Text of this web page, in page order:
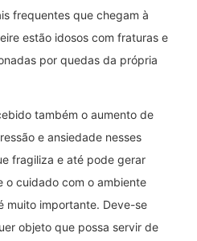
frequentes que chegam à
estão idosos com fraturas e
por quedas da própria
também o aumento de
e ansiedade nesses
fragiliza e até pode gerar
o cuidado com o ambiente
muito importante. Deve-se
objeto que possa servir de